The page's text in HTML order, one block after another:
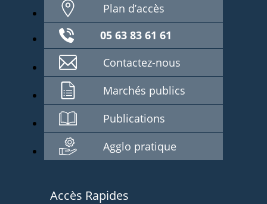
Plan d’accès
05 63 83 61 61
Contactez-nous
Marchés publics
Publications
Agglo pratique
Accès Rapides